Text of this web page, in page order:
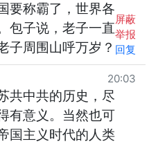
要称霸了，世界各
包子说，老子一直
子周围山呼万岁？
屏蔽
举报
回复
20:03
共中共的历史，尽
有意义。当然也可
国主义时代的人类